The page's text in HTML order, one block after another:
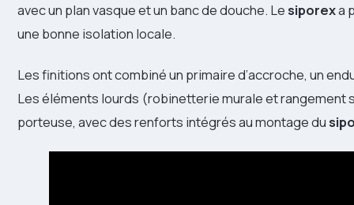
avec un plan vasque et un banc de douche. Lesiporexa
une bonne isolation locale.
Les finitions ont combiné un primaire d’accroche, un
Les éléments lourds (robinetterie murale et rangement
porteuse, avec des renforts intégrés au montage du